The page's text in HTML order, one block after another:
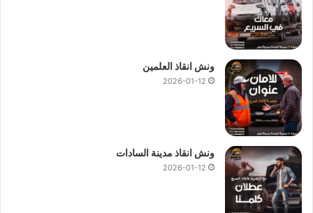
ونش انقاذ العلمين
2026-01-12
ونش انقاذ مدينة السادات
2026-01-12